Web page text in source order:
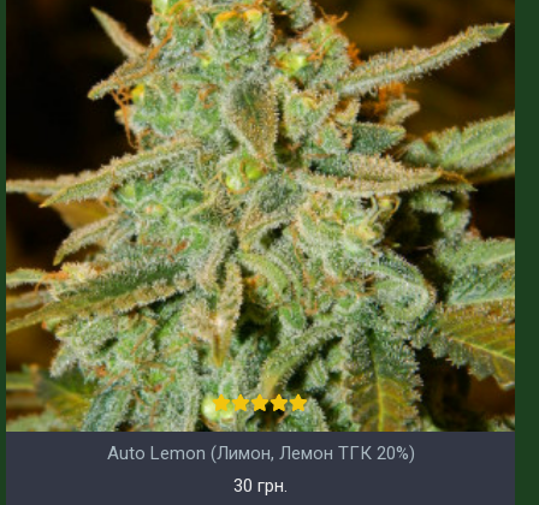
Auto Lemon (Лимон, Лемон ТГК 20%)
30 грн.